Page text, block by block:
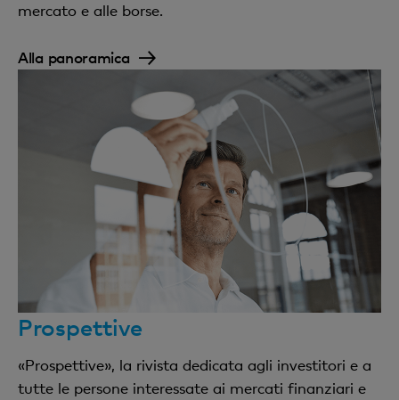
mercato e alle borse.
Alla panoramica
Prospettive
«Prospettive», la rivista dedicata agli investitori e a
tutte le persone interessate ai mercati finanziari e